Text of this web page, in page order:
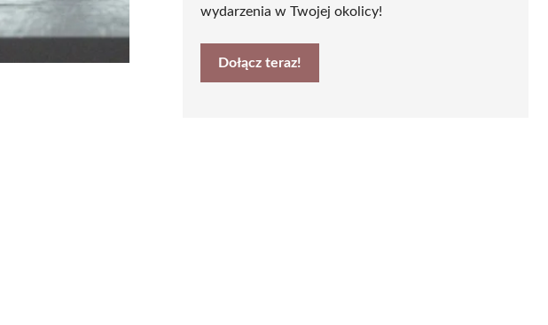
wydarzenia w Twojej okolicy!
Dołącz teraz!